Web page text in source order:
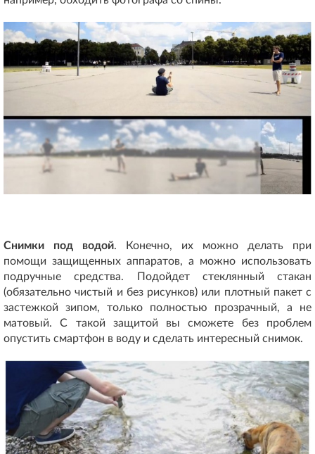
Снимки под водой. Конечно, их можно делать при
помощи защищенных аппаратов, а можно использовать
подручные средства. Подойдет стеклянный стакан
(обязательно чистый и без рисунков) или плотный пакет с
застежкой зипом, только полностью прозрачный, а не
матовый. С такой защитой вы сможете без проблем
опустить смартфон в воду и сделать интересный снимок.